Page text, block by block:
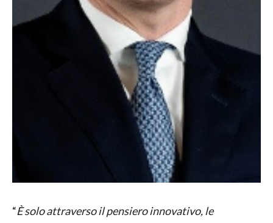
“È solo attraverso il pensiero innovativo, le